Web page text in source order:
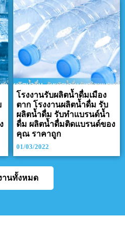
โรงงานรับผลิตน้ำดื่มเมือง
ตาก โรงงานผลิตน้ำดื่ม รับ
ผลิตน้ำดื่ม รับทำแบรนด์น้ำ
ดื่ม ผลิตน้ำดื่มติดแบรนด์ของ
คุณ ราคาถูก
01/03/2022
านทั้งหมด